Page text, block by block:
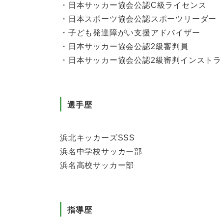
・日本サッカー協会公認C級ライセンス
・日本スポーツ協会公認スポーツリーダー
・子ども発達障がい支援アドバイザー
・日本サッカー協会公認2級審判員
・日本サッカー協会公認2級審判インスト
選手歴
浜北キッカーズSSS
浜名中学校サッカー部
浜名高校サッカー部
指導歴